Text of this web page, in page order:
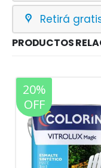
Retirá
PRODUCTOS
20%
OFF